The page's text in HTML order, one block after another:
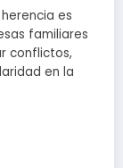
es
familiares
conflictos,
en la